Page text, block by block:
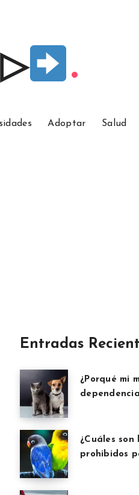
Adoptar Salud
Entradas
¿Porqué mi
¿Cuáles son
prohibidos